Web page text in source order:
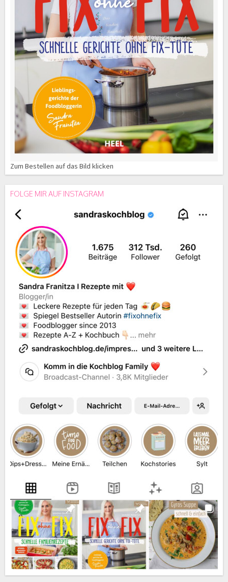
Zum Bestellen auf das Bild klicken
FOLGE MIR AUF INSTAGRAM